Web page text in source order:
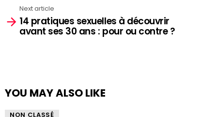
Next article
14 pratiques sexuelles à découvrir
avant ses 30 ans : pour ou contre ?
YOU MAY ALSO LIKE
NON CLASSÉ